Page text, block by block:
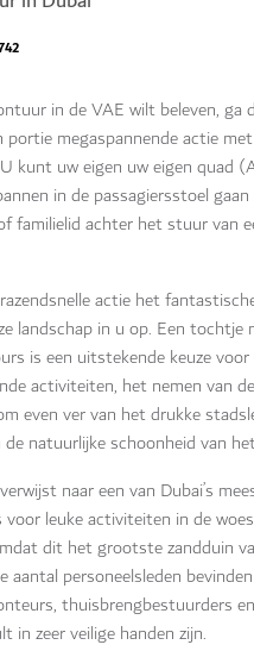
in de VAE wilt beleven, ga
portie megaspannende actie
kunt uw eigen uw eigen quad
in de passagiersstoel
familielid achter het stuur van
actie het
landschap in u op. Een tochtje
is een uitstekende keuze
activiteiten, het nemen van
even ver van het drukke
natuurlijke schoonheid van
naar een van Dubai’s
voor leuke activiteiten in de
dit het grootste zandduin
aantal personeelsleden
thuisbrengbestuurders en
in zeer veilige handen zijn.